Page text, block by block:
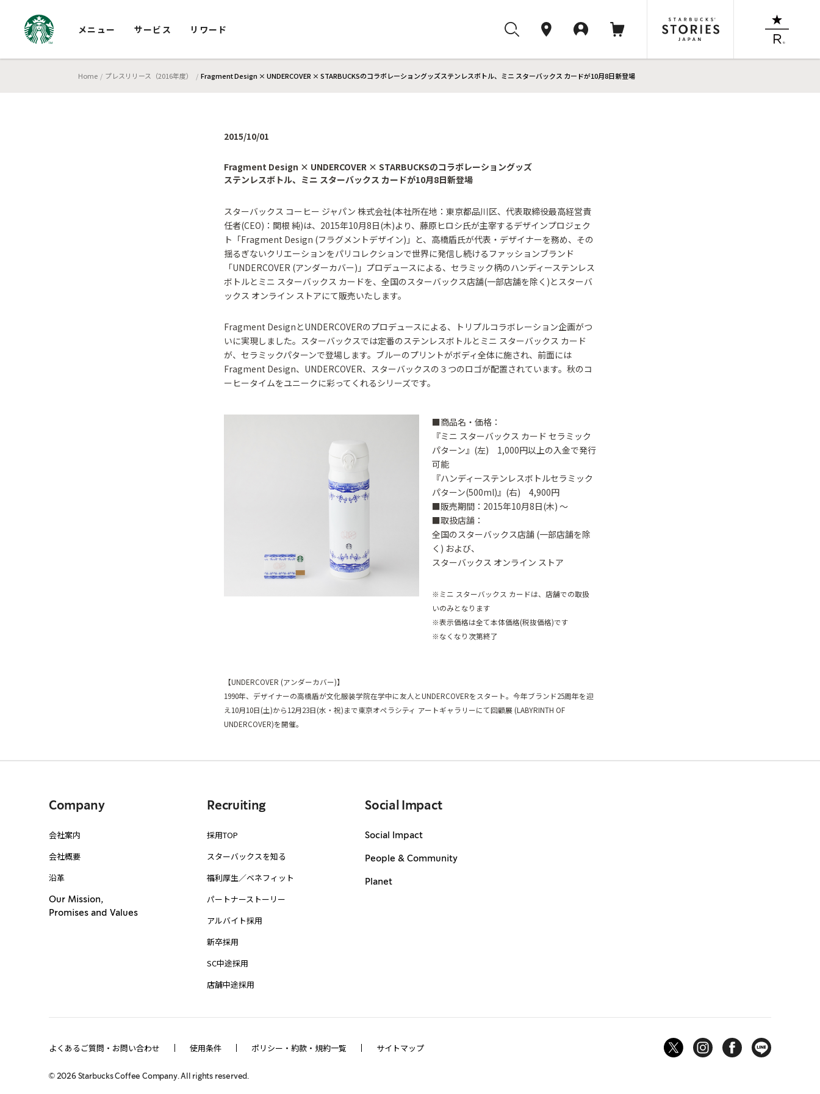
メニュー サービス リワード
Home プレスリリース（2016年度） Fragment Design × UNDERCOVER × STARBUCKSのコラボレーショングッズステンレスボトル、ミニ スターバックス カードが10月8日新登場
2015/10/01
Fragment Design × UNDERCOVER × STARBUCKSのコラボレーショングッズ
ステンレスボトル、ミニ スターバックス カードが10月8日新登場
スターバックス コーヒー ジャパン 株式会社(本社所在地：東京都品川区、代表取締役最高経営責
任者(CEO)：関根 純)は、2015年10月8日(木)より、藤原ヒロシ氏が主宰するデザインプロジェク
ト「Fragment Design (フラグメントデザイン)」と、高橋盾氏が代表・デザイナーを務め、その
揺るぎないクリエーションをパリコレクションで世界に発信し続けるファッションブランド
「UNDERCOVER (アンダーカバー)」プロデュースによる、セラミック柄のハンディーステンレス
ボトルとミニ スターバックス カードを、全国のスターバックス店舗(一部店舗を除く)とスターバ
ックス オンライン ストアにて販売いたします。
Fragment DesignとUNDERCOVERのプロデュースによる、トリプルコラボレーション企画がつ
いに実現しました。スターバックスでは定番のステンレスボトルとミニ スターバックス カード
が、セラミックパターンで登場します。ブルーのプリントがボディ全体に施され、前面には
Fragment Design、UNDERCOVER、スターバックスの３つのロゴが配置されています。秋のコ
ーヒータイムをユニークに彩ってくれるシリーズです。
■商品名・価格：
『ミニ スターバックス カード セラミック
パターン』(左) 1,000円以上の入金で発行
可能
『ハンディーステンレスボトルセラミック
パターン(500ml)』(右) 4,900円
■販売期間：2015年10月8日(木) ～
■取扱店舗：
全国のスターバックス店舗 (一部店舗を除
く) および、
スターバックス オンライン ストア
※ミニ スターバックス カードは、店舗での取扱
いのみとなります
※表示価格は全て本体価格(税抜価格)です
※なくなり次第終了
【UNDERCOVER (アンダーカバー)】
1990年、デザイナーの高橋盾が文化服装学院在学中に友人とUNDERCOVERをスタート。今年ブランド25周年を迎
え10月10日(土)から12月23日(水・祝)まで東京オペラシティ アートギャラリーにて回顧展 (LABYRINTH OF
UNDERCOVER)を開催。
Company
会社案内
会社概要
沿革
Our Mission,
Promises and Values
Recruiting
採用TOP
スターバックスを知る
福利厚生／ベネフィット
パートナーストーリー
アルバイト採用
新卒採用
SC中途採用
店舗中途採用
Social Impact
Social Impact
People & Community
Planet
よくあるご質問・お問い合わせ 使用条件 ポリシー・約款・規約一覧 サイトマップ
© 2026Starbucks Coffee Company. All rights reserved.